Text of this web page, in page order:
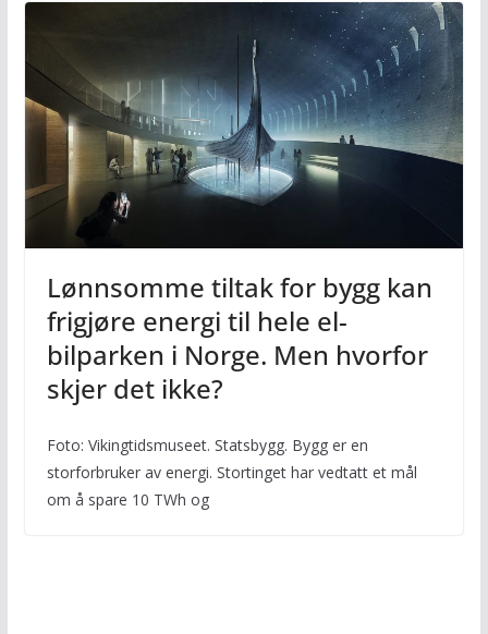
Lønnsomme tiltak for bygg kan
frigjøre energi til hele el-
bilparken i Norge. Men hvorfor
skjer det ikke?
Foto: Vikingtidsmuseet. Statsbygg. Bygg er en
storforbruker av energi. Stortinget har vedtatt et mål
om å spare 10 TWh og